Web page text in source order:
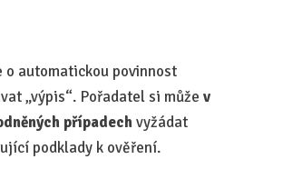
o automatickou povinnost
„výpis“. Pořadatel si může v
případechvyžádat
podklady k ověření.